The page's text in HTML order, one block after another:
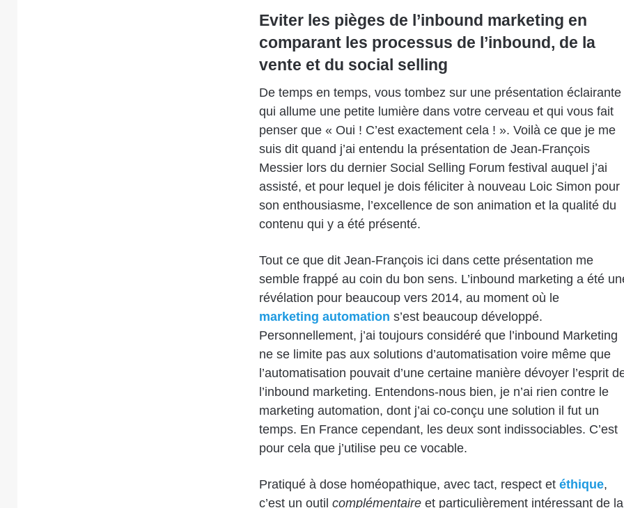
Eviter les pièges de l’inbound marketing en
comparant les processus de l’inbound, de la
vente et du social selling
De temps en temps, vous tombez sur une présentation éclairante
qui allume une petite lumière dans votre cerveau et qui vous fait
penser que « Oui ! C’est exactement cela ! ». Voilà ce que je me
suis dit quand j’ai entendu la présentation de Jean-François
Messier lors du dernier Social Selling Forum festival auquel j’ai
assisté, et pour lequel je dois féliciter à nouveau Loic Simon pour
son enthousiasme, l’excellence de son animation et la qualité du
contenu qui y a été présenté.
Tout ce que dit Jean-François ici dans cette présentation me
semble frappé au coin du bon sens. L’inbound marketing a été
révélation pour beaucoup vers 2014, au moment où le
marketing automation s’est beaucoup développé.
Personnellement, j’ai toujours considéré que l’inbound Marketing
ne se limite pas aux solutions d’automatisation voire même que
l’automatisation pouvait d’une certaine manière dévoyer l’esprit
l’inbound marketing. Entendons-nous bien, je n’ai rien contre le
marketing automation, dont j’ai co-conçu une solution il fut un
temps. En France cependant, les deux sont indissociables. C’est
pour cela que j’utilise peu ce vocable.
Pratiqué à dose homéopathique, avec tact, respect et éthique,
c’est un outil complémentaireet particulièrement intéressant de la